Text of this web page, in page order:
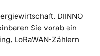
DIINNO
Sie vorab ein
LoRaWAN-Zählern